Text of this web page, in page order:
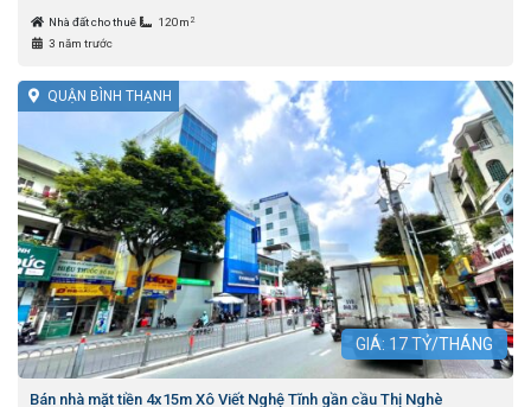
Nhà đất cho thuê 120m 2
3 năm trước
QUẬN BÌNH THẠNH
GIÁ: 17TỶ/THÁNG
Bán nhà mặt tiền 4x15m Xô Viết Nghệ Tĩnh gần cầu Thị Nghè